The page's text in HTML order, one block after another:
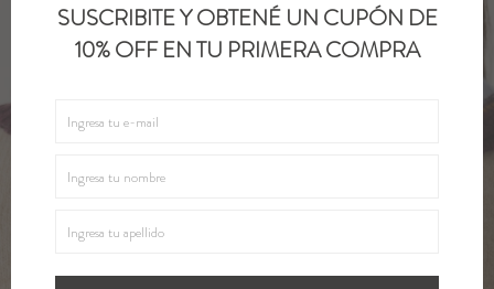
SUSCRIBITE Y OBTENÉ UN CUPÓN DE
10% OFF EN TU PRIMERA COMPRA